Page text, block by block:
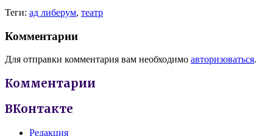
Теги: ад либерум, театр
Комментарии
Для отправки комментария вам необходимо авторизоваться.
Комментарии
ВКонтакте
Редакция